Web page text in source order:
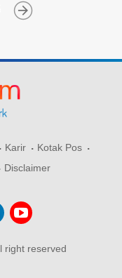
Karir
Kotak Pos
Disclaimer
right reserved